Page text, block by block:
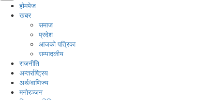
होमपेज
खबर
समाज
प्रदेश
आजको पत्रिका
सम्पादकीय
राजनीति
अन्तर्राष्ट्रिय
अर्थ/वाणिज्य
मनाेरञ्जन